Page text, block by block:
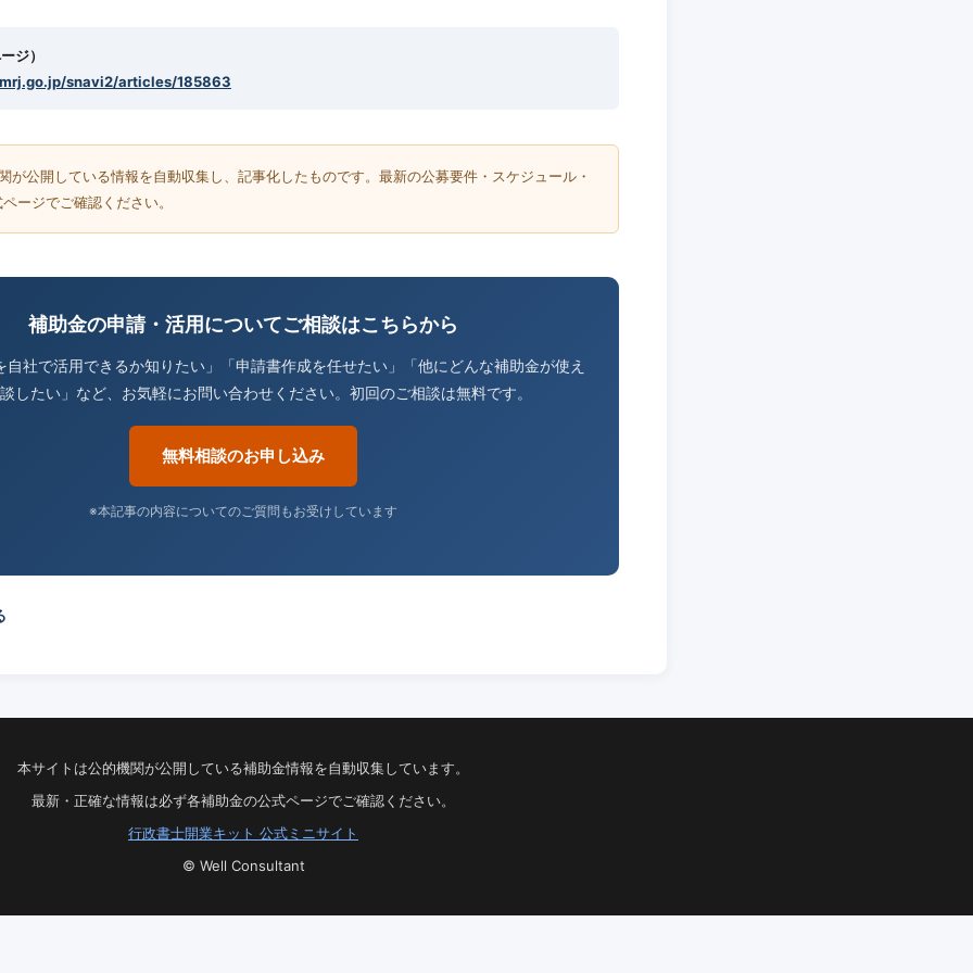
ジ）
snavi2/articles/185863
が公開している情報を自動収集し、記事化したものです。最新の公募要件・スケジュール・
ージでご確認ください。
補助金の申請・活用についてご相談はこちらから
自社で活用できるか知りたい」「申請書作成を任せたい」「他にどんな補助金が使え
したい」など、お気軽にお問い合わせください。初回のご相談は無料です。
無料相談のお申し込み
※本記事の内容についてのご質問もお受けしています
本サイトは公的機関が公開している補助金情報を自動収集しています。
最新・正確な情報は必ず各補助金の公式ページでご確認ください。
行政書士開業キット 公式ミニサイト
© Well Consultant